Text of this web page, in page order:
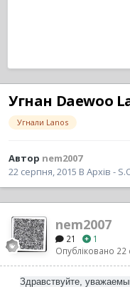
Угнан Daewoo
Угнали Lanos
Автор nem2007
22 серпня, 2015 В Архів -
nem2007
21
1
Опубліковано 22
Здравствуйте,